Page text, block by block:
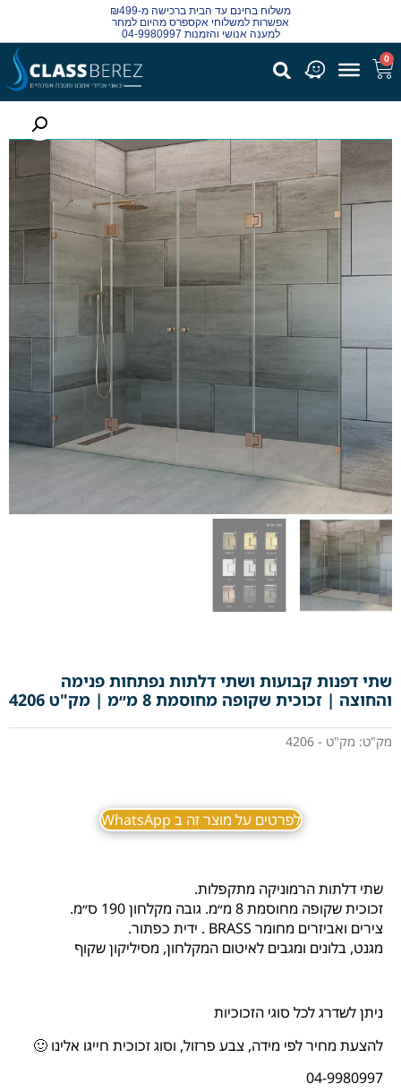
משלוח בחינם עד הבית ברכישה מ-₪499
אפשרות למשלוחי אקספרס מהיום למחר
למענה אנושי והזמנות 04-9980997
0
שתי דפנות קבועות ושתי דלתות נפתחות פנימה
והחוצה | זכוכית שקופה מחוסמת 8 מ״מ | מק"ט 4206
מק"ט: מק"ט - 4206
לפרטים על מוצר זה ב WhatsApp
שתי דלתות הרמוניקה מתקפלות.
זכוכית שקופה מחוסמת 8 מ״מ. גובה מקלחון 190 ס״מ.
צירים ואביזרים מחומר BRASS . ידית כפתור.
מגנט, בלונים ומגבים לאיטום המקלחון, מסיליקון שקוף
ניתן לשדרג לכל סוגי הזכוכיות
להצעת מחיר לפי מידה, צבע פרזול, וסוג זכוכית חייגו אלינו 🙂
04-9980997